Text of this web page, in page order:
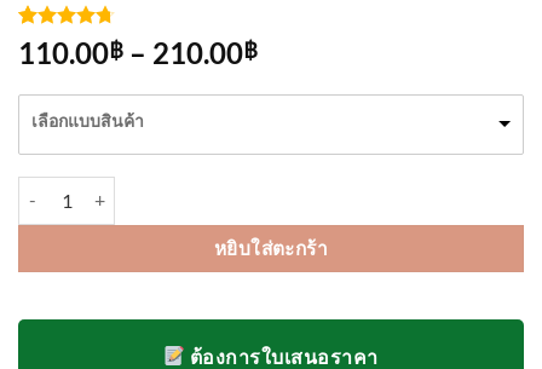
ให้คะแนน
4.67จาก
เต็มบน
3
การให้
ของลูกค้า
110.00฿ – 210.00฿Price
เลือกแบบสินค้า
หยิบใส่ตะกร้า
ต้องการใบเสนอราคา